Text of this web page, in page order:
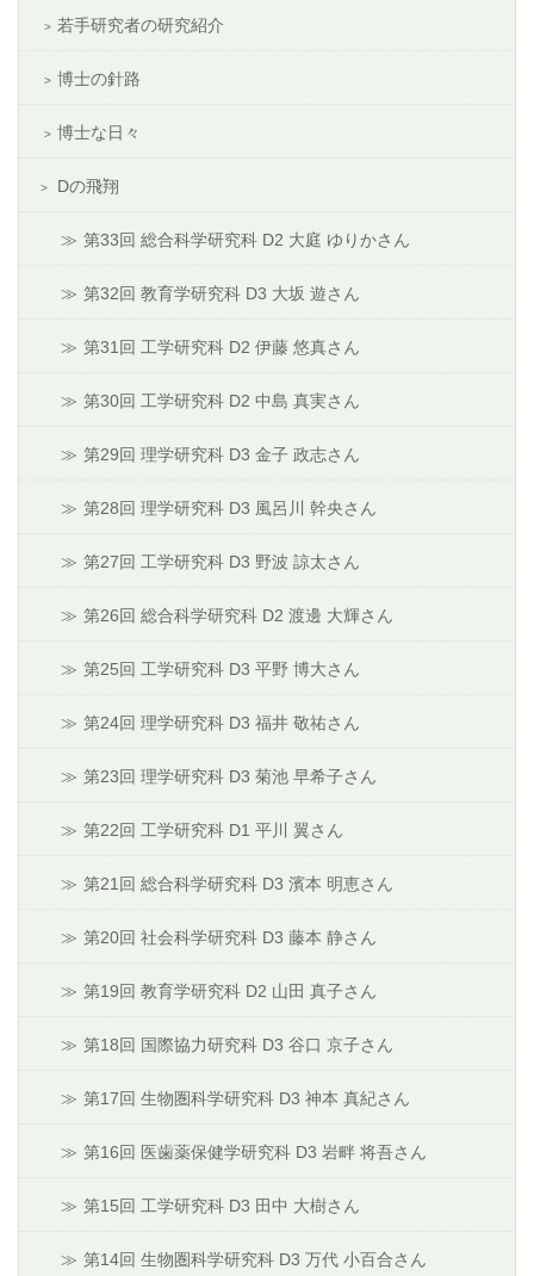
若手研究者の研究紹介
博士の針路
博士な日々
Dの飛翔
第33回 総合科学研究科 D2 大庭 ゆりかさん
第32回 教育学研究科 D3 大坂 遊さん
第31回 工学研究科 D2 伊藤 悠真さん
第30回 工学研究科 D2 中島 真実さん
第29回 理学研究科 D3 金子 政志さん
第28回 理学研究科 D3 風呂川 幹央さん
第27回 工学研究科 D3 野波 諒太さん
第26回 総合科学研究科 D2 渡邊 大輝さん
第25回 工学研究科 D3 平野 博大さん
第24回 理学研究科 D3 福井 敬祐さん
第23回 理学研究科 D3 菊池 早希子さん
第22回 工学研究科 D1 平川 翼さん
第21回 総合科学研究科 D3 濱本 明恵さん
第20回 社会科学研究科 D3 藤本 静さん
第19回 教育学研究科 D2 山田 真子さん
第18回 国際協力研究科 D3 谷口 京子さん
第17回 生物圏科学研究科 D3 神本 真紀さん
第16回 医歯薬保健学研究科 D3 岩畔 将吾さん
第15回 工学研究科 D3 田中 大樹さん
第14回 生物圏科学研究科 D3 万代 小百合さん